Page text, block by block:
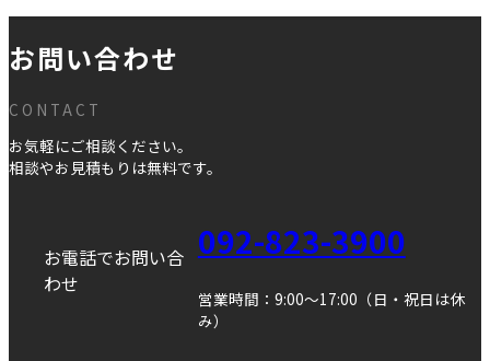
お問い合わせ
CONTACT
お気軽にご相談ください。
相談やお見積もりは無料です。
お電話でお問い合
わせ
092-823-3900
営業時間：9:00～17:00（日・祝日は休
み）